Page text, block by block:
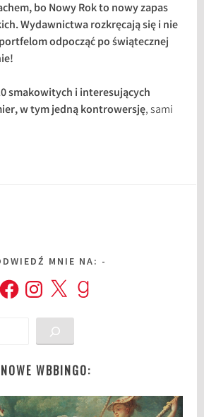
bo Nowy Rok to nowy zapas
Wydawnictwa rozkręcają się i nie
odpocząć po świątecznej
smakowitych i interesujących
w tym jedną kontrowersję, sami
MNIE NA:
FacebookInstagram
X Goodreads
NOWE WBBINGO: